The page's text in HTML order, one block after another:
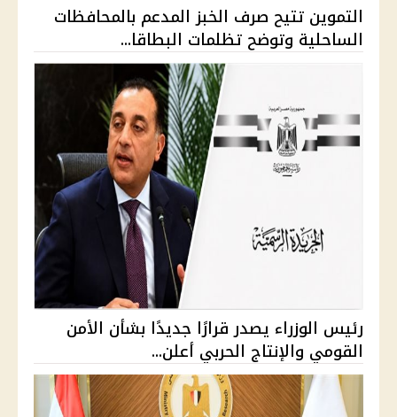
التموين تتيح صرف الخبز المدعم بالمحافظات
الساحلية وتوضح تظلمات البطاقا...
رئيس الوزراء يصدر قرارًا جديدًا بشأن الأمن
القومي والإنتاج الحربي أعلن...